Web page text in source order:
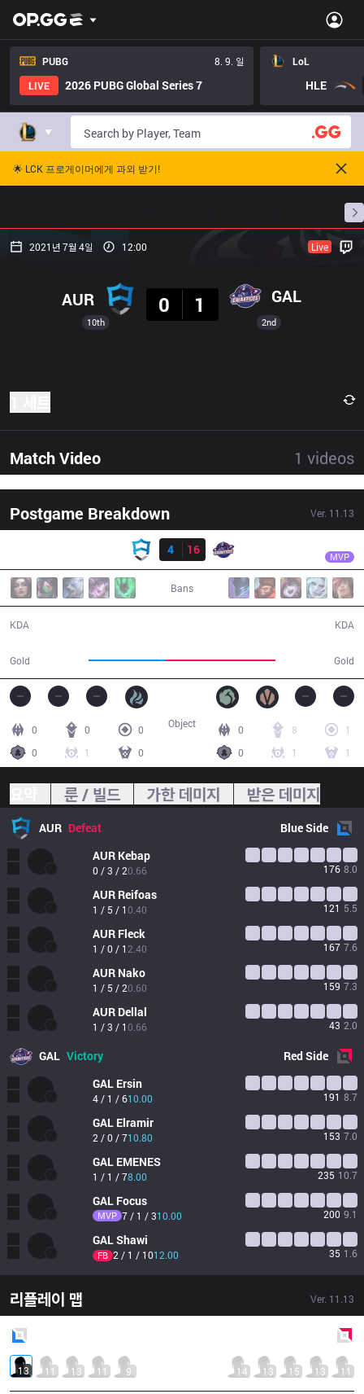
PUBG
8. 9. 일
LIVE
2026 PUBG Global Series 7
LoL
HLE
🌟 LCK 프로게이머에게 과외 받기!
프로빌
2021년 7월 4일 12:00 Live
10th
AUR
0
1 GAL
2nd
Match Video 1 videos
Postgame Breakdown Ver. 11.13
4
16 MVP
Bans
KDA
Gold Gold
KDA
0 0
0
0
1 0
0 8
1
0
1 1
Object
룬 / 빌드 가한 데미지 받은 데미지
AUR Defeat BlueSide
AUR Kebap
0 / 3 / 20.66 176 8.0
AUR Reifoas
1 / 5 / 10.40 121 5.5
AUR Fleck
1 / 0 / 1 2.40 167 7.6
AUR Nako
1 / 5 / 20.60 159 7.3
AUR Dellal
1 / 3 / 10.66 43 2.0
GAL Victory RedSide
GAL Ersin
4 / 1 / 610.00 191 8.7
GAL Elramir
2 / 0 / 710.80 153 7.0
GAL EMENES
1 / 1 / 78.00 235 10.7
GAL Focus
MVP 7 / 1 / 310.00 200 9.1
GALShawi
FB 2 / 1 / 1012.00 35 1.6
리플레이 맵 Ver. 11.13
13 11 13 11 9 14 13 15 13 11